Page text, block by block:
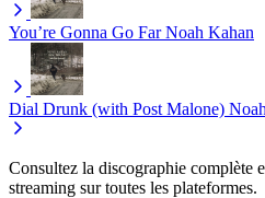
You’re Gonna Go Far Noah Kahan
Dial Drunk (with Post Malone)
Consultez la discographie complète
streaming sur toutes les plateformes.